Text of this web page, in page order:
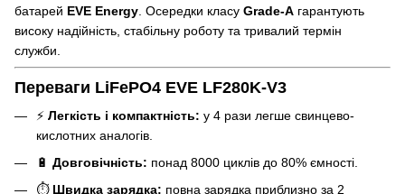
батарей EVE Energy . Осередки класу Grade-A гарантують
високу надійність, стабільну роботу та тривалий термін
служби.
Переваги LiFePO4 EVE LF280K-V3
⚡ Легкість і компактність: у 4 рази легше свинцево-
кислотних аналогів.
🔋 Довговічність: понад 8000 циклів до 80% ємності.
⏱️ Швидка зарядка: повна зарядка приблизно за 2